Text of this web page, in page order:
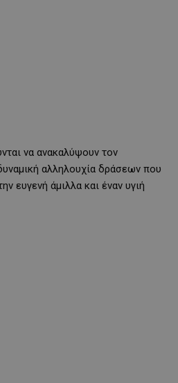
να ανακαλύψουν τον
αλληλουχία δράσεων που
ευγενή άμιλλα και έναν υγιή